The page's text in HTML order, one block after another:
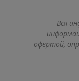
Вся
офертой,